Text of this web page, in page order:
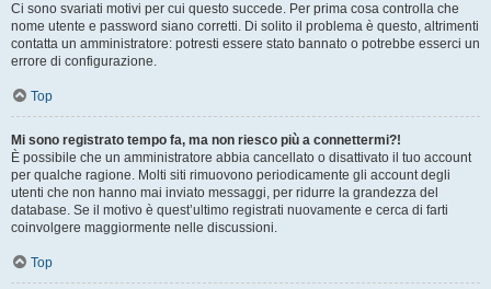
Ci sono svariati motivi per cui questo succede. Per prima cosa controlla che
nome utente e password siano corretti. Di solito il problema è questo, altrimenti
contatta un amministratore: potresti essere stato bannato o potrebbe esserci un
errore di configurazione.
Top
Mi sono registrato tempo fa, ma non riesco più a connettermi?!
È possibile che un amministratore abbia cancellato o disattivato il tuo account
per qualche ragione. Molti siti rimuovono periodicamente gli account degli
utenti che non hanno mai inviato messaggi, per ridurre la grandezza del
database. Se il motivo è quest’ultimo registrati nuovamente e cerca di farti
coinvolgere maggiormente nelle discussioni.
Top